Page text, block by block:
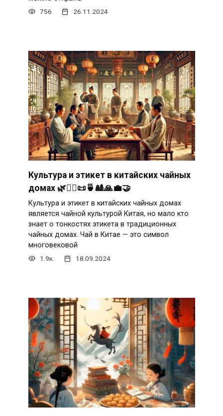
756 26.11.2024
Культура и этикет в китайских чайных
домах 🌿🧘‍♂️📜🍵🎎🙏💼🤝
Культура и этикет в китайских чайных домах
является чайной культурой Китая, но мало кто
знает о тонкостях этикета в традиционных
чайных домах. Чай в Китае — это символ
многовековой
1.9к. 18.09.2024